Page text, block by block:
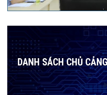
DANH SÁCH CHỦ